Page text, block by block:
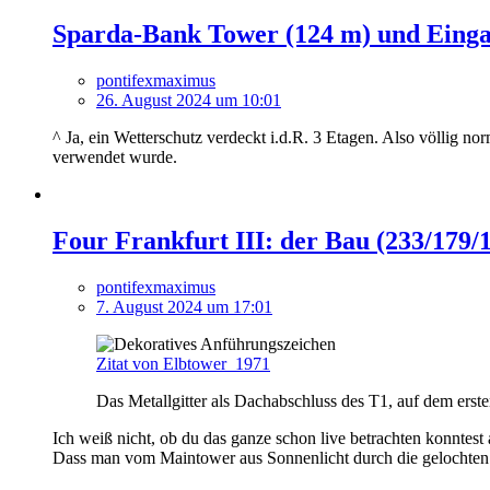
Sparda-Bank Tower (124 m) und
pontifexmaximus
26. August 2024 um 10:01
^ Ja, ein Wetterschutz verdeckt i.d.R. 3 Etagen. Also völlig
verwendet wurde.
Four Frankfurt III: der Bau (233/179/
pontifexmaximus
7. August 2024 um 17:01
Zitat von Elbtower_1971
Das Metallgitter als Dachabschluss des T1, auf dem
Ich weiß nicht, ob du das ganze schon live betrachten
Dass man vom Maintower aus Sonnenlicht durch die